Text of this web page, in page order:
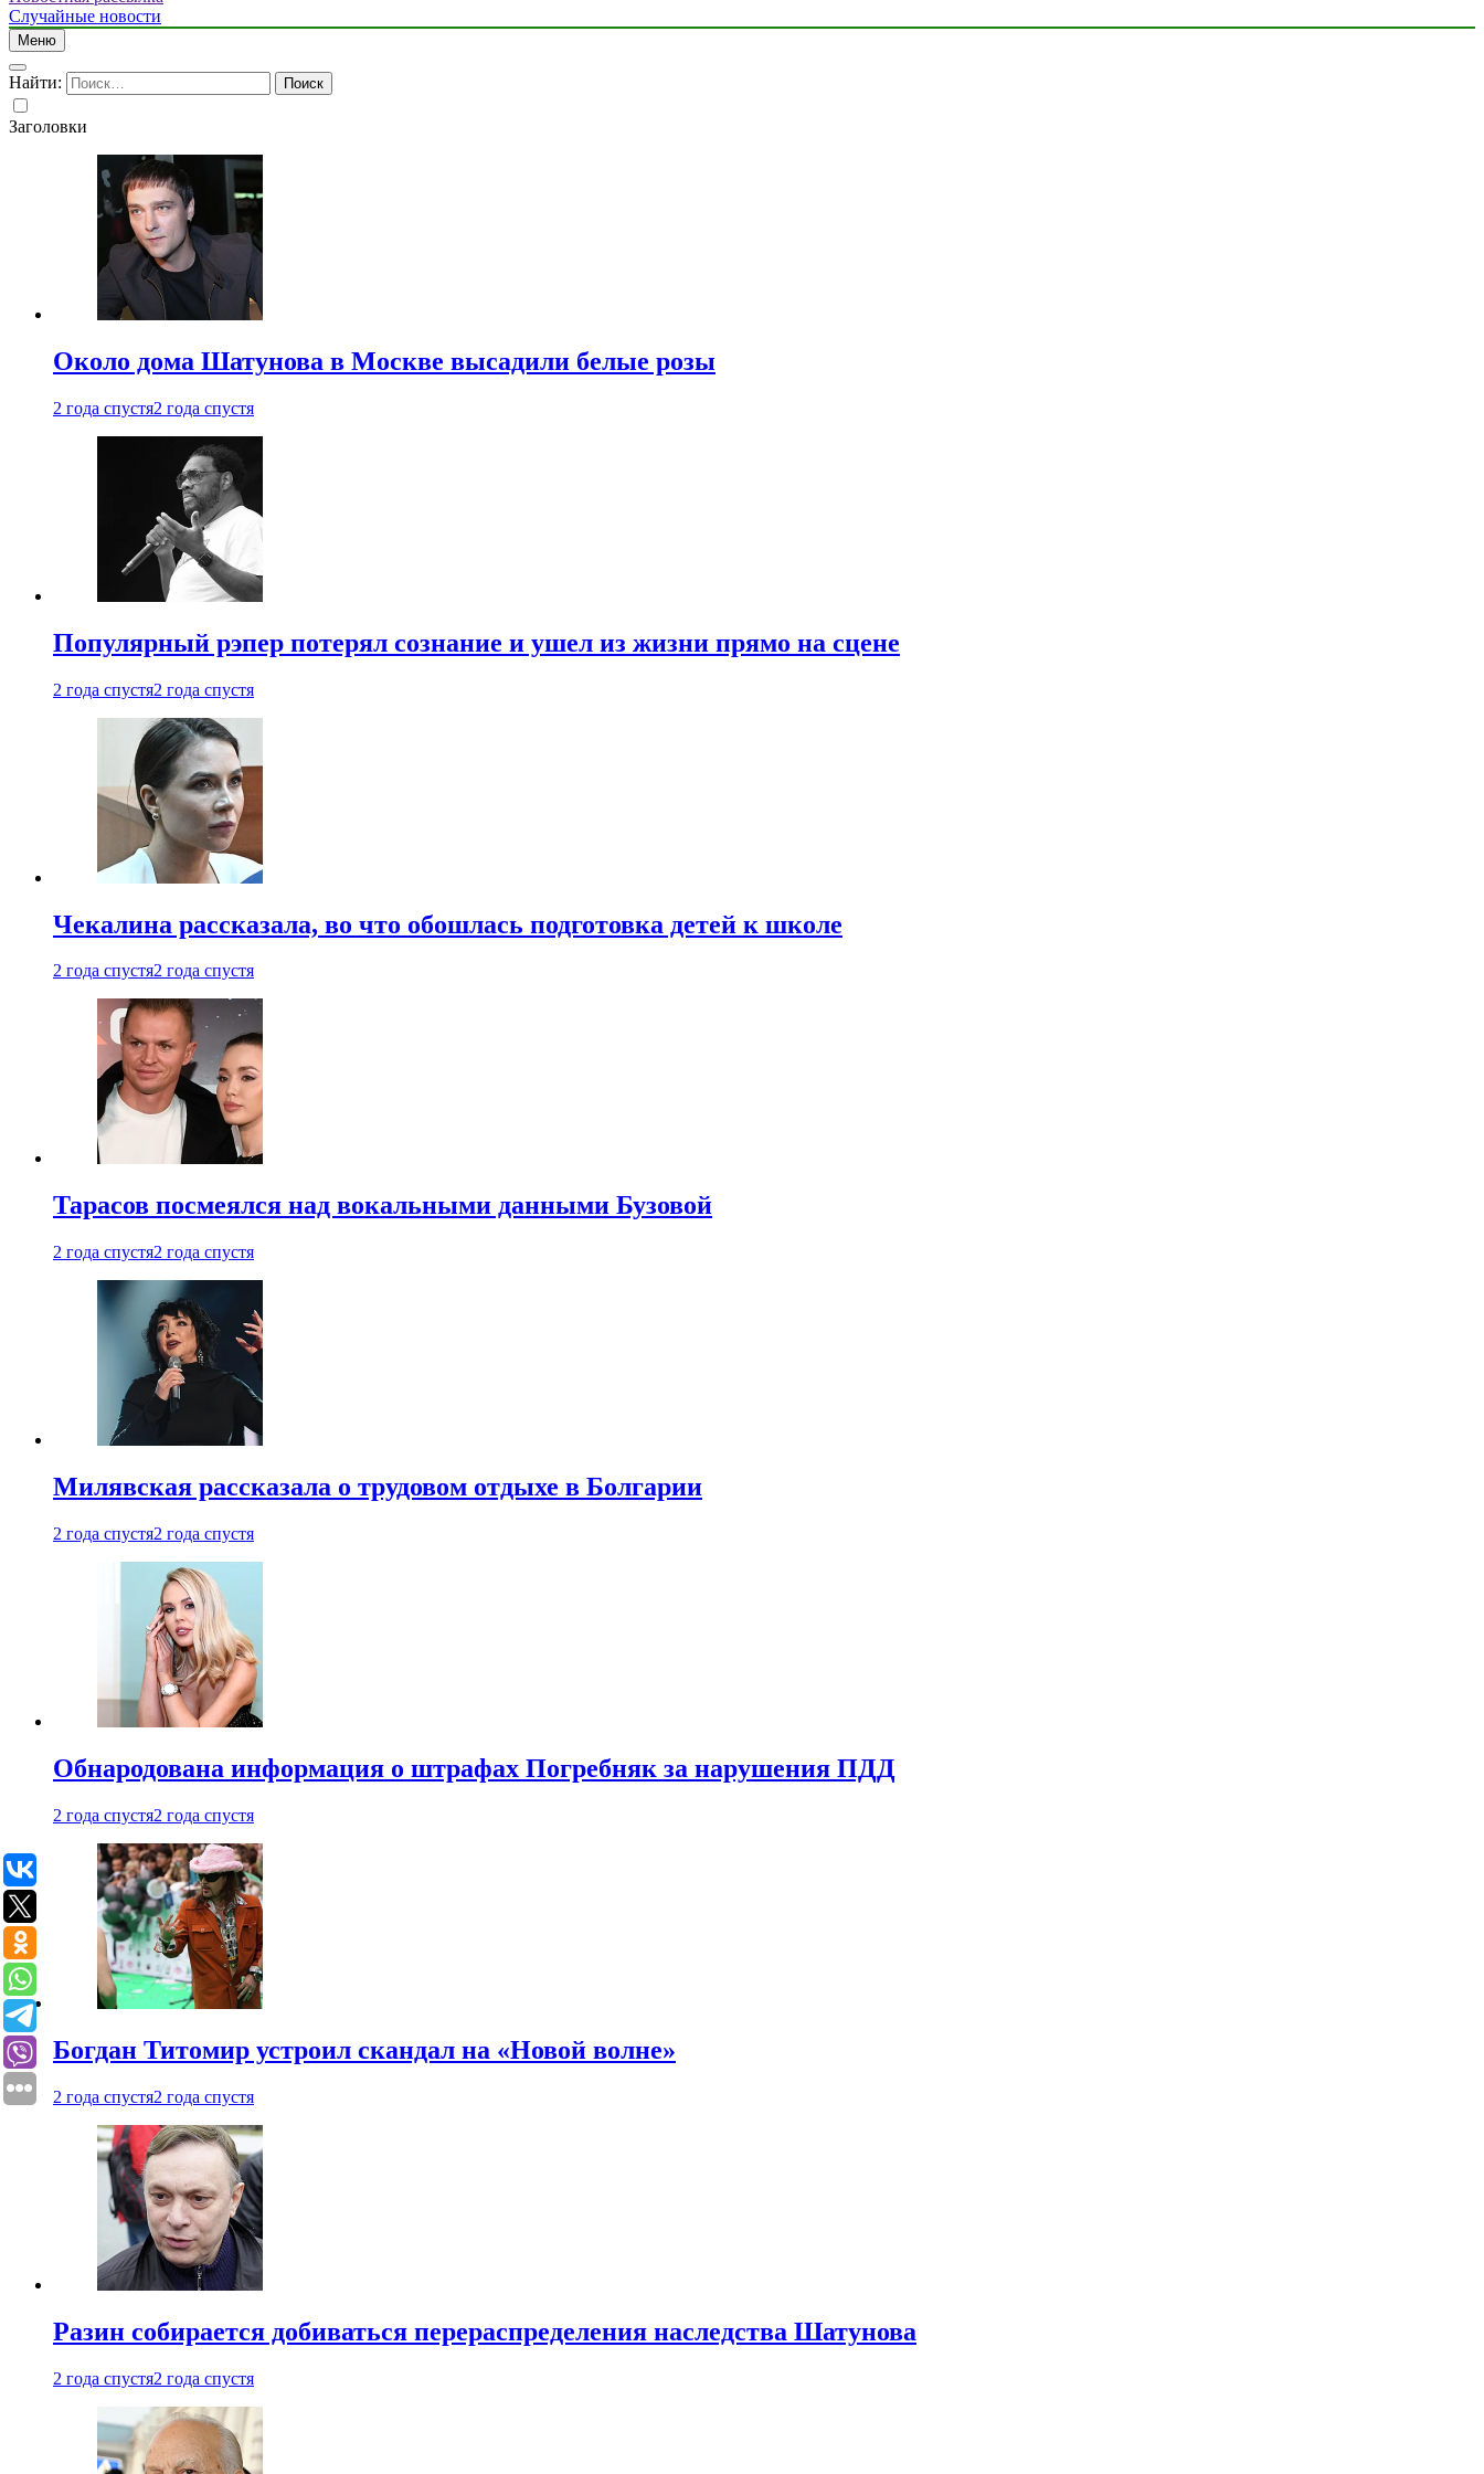
Случайные новости
Меню
Найти:
Заголовки
Около дома Шатунова в Москве высадили белые розы
2 года спустя2 года спустя
Популярный рэпер потерял сознание и ушел из жизни прямо на сцене
2 года спустя2 года спустя
Чекалина рассказала, во что обошлась подготовка детей к школе
2 года спустя2 года спустя
Тарасов посмеялся над вокальными данными Бузовой
2 года спустя2 года спустя
Милявская рассказала о трудовом отдыхе в Болгарии
2 года спустя2 года спустя
Обнародована информация о штрафах Погребняк за нарушения ПДД
2 года спустя2 года спустя
Богдан Титомир устроил скандал на «Новой волне»
2 года спустя2 года спустя
Разин собирается добиваться перераспределения наследства Шатунова
2 года спустя2 года спустя